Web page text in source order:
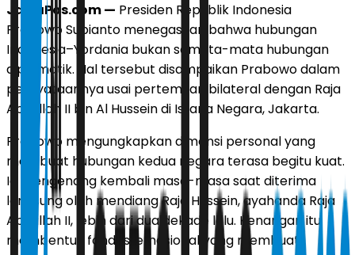
JawaPos.com — Presiden Republik Indonesia
Prabowo Subianto menegaskan bahwa hubungan
Indonesia–Yordania bukan semata-mata hubungan
diplomatik. Hal tersebut disampaikan Prabowo dalam
pernyataannya usai pertemuan bilateral dengan Raja
Abdullah II bin Al Hussein di Istana Negara, Jakarta.
Prabowo mengungkapkan dimensi personal yang
membuat hubungan kedua negara terasa begitu kuat.
Ia mengenang kembali masa-masa saat diterima
langsung oleh mendiang Raja Hussein, ayahanda Raja
Abdullah II, lebih dari dua dekade lalu. Kenangan itu
membentuk fondasi emosional yang membuat